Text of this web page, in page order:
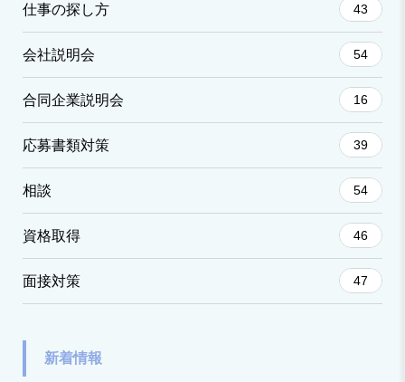
仕事の探し方 43
会社説明会 54
合同企業説明会 16
応募書類対策 39
相談 54
資格取得 46
面接対策 47
新着情報